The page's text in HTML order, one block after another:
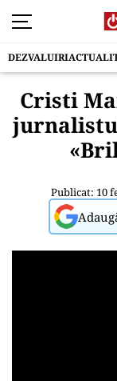
DEZVALUIRI
Cristi
Publicat: 10